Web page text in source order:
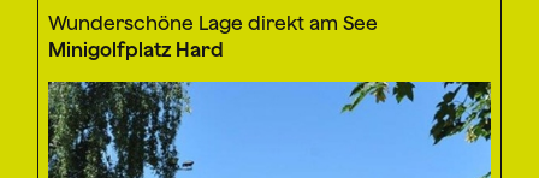
Wunderschöne Lage direkt am See
Minigolfplatz Hard